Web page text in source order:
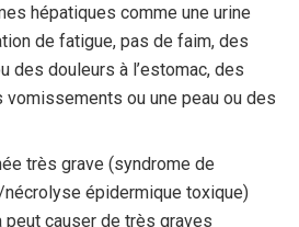
hépatiques comme une urine
de fatigue, pas de faim, des
des douleurs à l’estomac, des
ou une peau ou des
très grave (syndrome de
épidermique toxique)
peut causer de très graves